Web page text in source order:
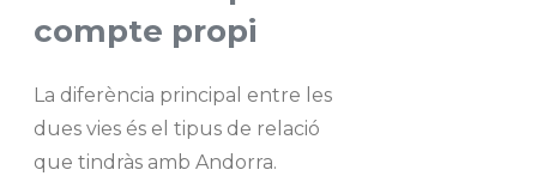
compte propi
La diferència principal entre les
dues vies és el tipus de relació
que tindràs amb Andorra.